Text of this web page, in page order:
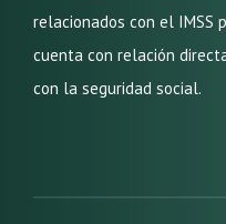
relacionados con el IMSS
cuenta con relación
con la seguridad social.